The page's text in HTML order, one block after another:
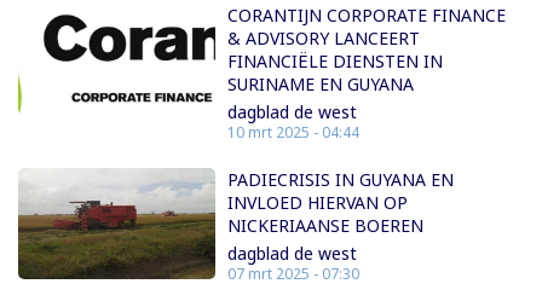
CORANTIJN CORPORATE FINANCE
& ADVISORY LANCEERT
FINANCIËLE DIENSTEN IN
SURINAME EN GUYANA
dagblad de west
10 mrt 2025 - 04:44
PADIECRISIS IN GUYANA EN
INVLOED HIERVAN OP
NICKERIAANSE BOEREN
dagblad de west
07 mrt 2025 - 07:30